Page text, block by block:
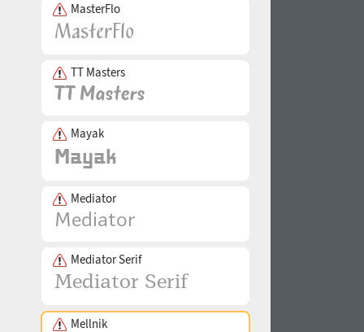
MasterFlo
TT Masters
Mayak
Mediator
Mediator Serif
Mellnik